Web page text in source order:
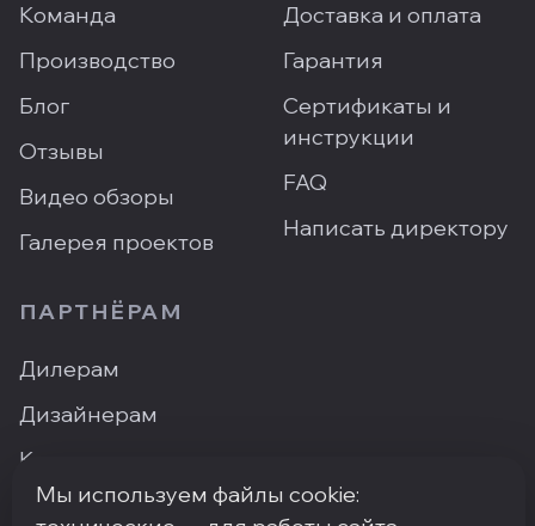
Команда
Производство
Блог
Отзывы
Видео обзоры
Галерея проектов
Доставка и оплата
Гарантия
Сертификаты и
инструкции
FAQ
Написать директору
ПАРТНЁРАМ
Дилерам
Дизайнерам
Контакты
Где купить
Мы используем файлы cookie: